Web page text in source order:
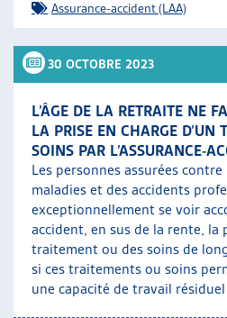
Assurance-accident (LAA)
30 OCTOBRE 2023
L’ÂGE DE LA RETRAITE NE
LA PRISE EN CHARGE D’UN
SOINS PAR L’ASSURANCE-
Les personnes assurées
maladies et des accidents
exceptionnellement se voir
accident, en sus de la rente, la
traitement ou des soins de
si ces traitements ou soins
une capacité de travail